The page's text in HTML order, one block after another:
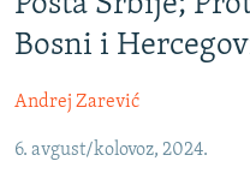
na
glavnu
Pređite
na
KOSOVO
VIZUELNO
VIDEO
PODCASTI
Bosni i
Andrej Zarević
6. avgust/kolovoz, 2024.